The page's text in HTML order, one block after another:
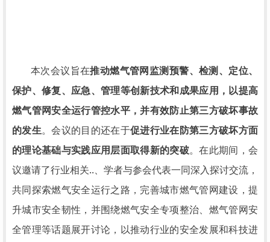
本次会议旨在推动燃气管网监测预警、检测、定位、
保护、修复、应急、管理等创新技术和成果应用，以提高
燃气管网安全运行管控水平，并有效防止第三方破坏事故
的发生。会议的目的还在于促进行业在防第三方破坏方面
的理论基础与实践应用层面取得新的突破。在此期间，会
议邀请了行业相关..、学者与参会代表一同深入探讨交流，
共同探索燃气安全运行之路，完善城市燃气管网建设，提
升城市安全韧性，并围绕燃气安全专项整治、燃气管网安
全管理等话题展开讨论，以推动行业的安全发展和科技进